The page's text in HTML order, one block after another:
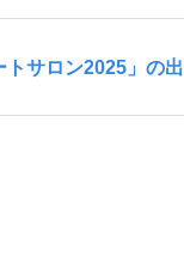
トサロン2025」の